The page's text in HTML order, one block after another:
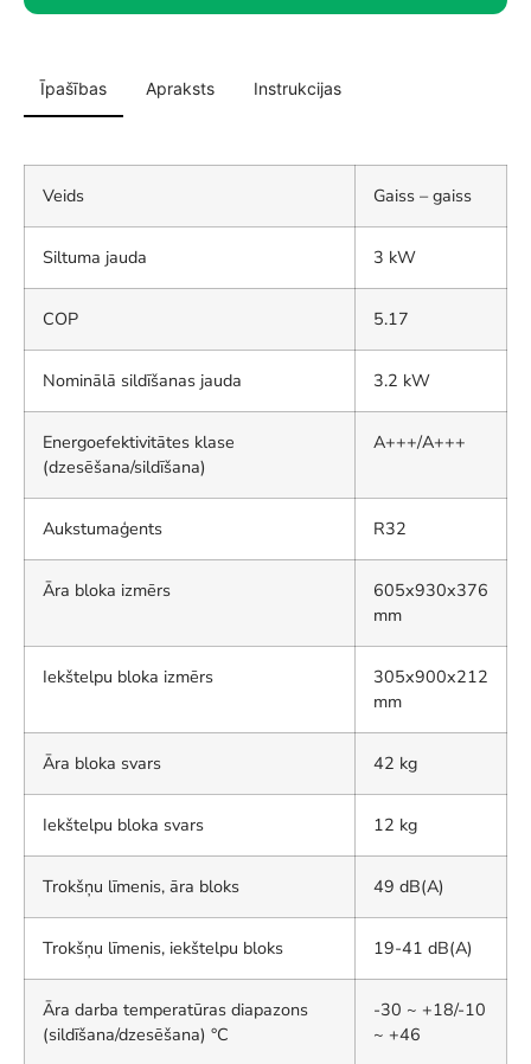
Īpašības Apraksts Instrukcijas
Veids Gaiss – gaiss
Siltuma jauda 3 kW
COP 5.17
Nominālā sildīšanas jauda 3.2 kW
Energoefektivitātes klase
(dzesēšana/sildīšana)
A+++/A+++
Aukstumaģents R32
Āra bloka izmērs
605x930x376
mm
Iekštelpu bloka izmērs
305x900x212
mm
Āra bloka svars 42 kg
Iekštelpu bloka svars 12 kg
Trokšņu līmenis, āra bloks 49 dB(A)
Trokšņu līmenis, iekštelpu bloks 19-41 dB(A)
Āra darba temperatūras diapazons
(sildīšana/dzesēšana) °C
-30 ~ +18/-10
~ +46